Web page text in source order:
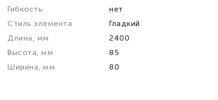
Гибкость
нет
Стиль элемента
Гладкий
Длина, мм
2400
Высота, мм
85
Ширина, мм
80